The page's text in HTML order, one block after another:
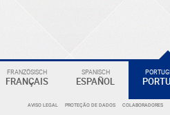
FRANZÖSISCH
FRANÇAIS
SPANISCH
ESPAÑOL
AVISO LEGAL PROTEÇÃO DE DADOS COLABORADORES